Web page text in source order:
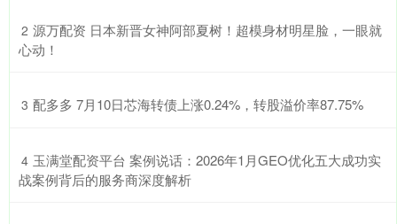
2 ​源万配资 日本新晋女神阿部夏树！超模身材明星脸，一眼就
心动！
3 ​配多多 7月10日芯海转债上涨0.24%，转股溢价率87.75%
4 ​玉满堂配资平台 案例说话：2026年1月GEO优化五大成功实
战案例背后的服务商深度解析